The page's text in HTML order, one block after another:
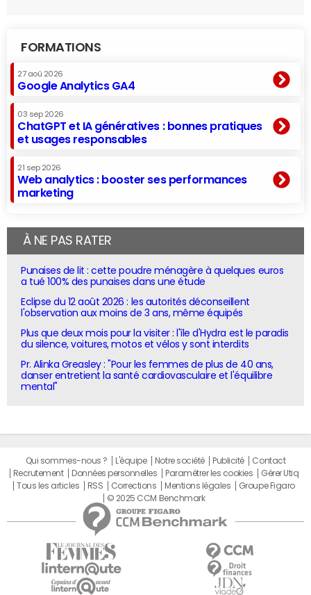
FORMATIONS
27 aoû 2026
Google Analytics GA4
03 sep 2026
ChatGPT et IA génératives : bonnes pratiques
et usages responsables
21 sep 2026
Web analytics : booster ses performances
marketing
À NE PAS RATER
Punaises de lit : cette poudre ménagère à quelques euros
a tué 100% des punaises dans une étude
Eclipse du 12 août 2026 : les autorités déconseillent
l'observation aux moins de 3 ans, même équipés
Plus que deux mois pour la visiter : l'île d'Hydra est le paradis
du silence, voitures, motos et vélos y sont interdits
Pr. Alinka Greasley : "Pour les femmes de plus de 40 ans,
danser entretient la santé cardiovasculaire et l'équilibre
mental"
Qui sommes-nous ? L'équipe Notre société Publicité
Contact
Recrutement
Données personnelles Paramétrer les cookies
Gérer Utiq
Tous les articles
RSS Corrections Mentions légales
Groupe Figaro
© 2025 CCM Benchmark